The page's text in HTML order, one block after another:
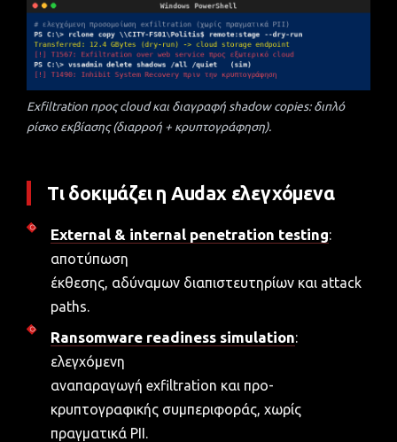
Exfiltration προς cloud και διαγραφή shadow copies: διπλό
ρίσκο εκβίασης (διαρροή + κρυπτογράφηση).
Τι δοκιμάζει η Audax ελεγχόμενα
External & internal penetration testing:
αποτύπωση
έκθεσης, αδύναμων διαπιστευτηρίων και attack
paths.
Ransomware readiness simulation:
ελεγχόμενη
αναπαραγωγή exfiltration και προ-
κρυπτογραφικής συμπεριφοράς, χωρίς
πραγματικά PII.